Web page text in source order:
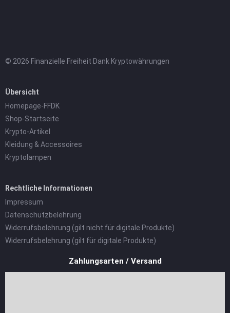
© 2026 Finanzielle Freiheit Dank Kryptowährungen
Übersicht
Homepage-FFDK
Shop-Startseite
Krypto-Artikel
Kleidung & Accessoires
Kryptolampen
Rechtliche Informationen
Impressum
Datenschutzbelehrung
Widerrufsbelehrung (gilt nicht für digitale Produkte)
Widerrufsbelehrung (gilt für digitale Produkte)
Zahlungsarten / Versand